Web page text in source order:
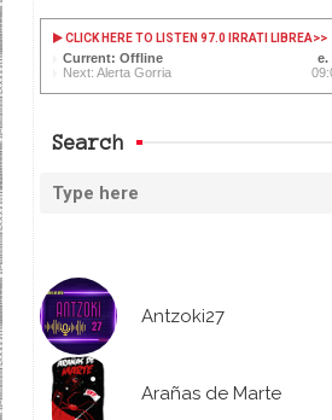
CLICK HERE TO LISTEN 97.0 IRRATI LIBREA>>
Current: Offline
Next: Alerta Gorria
Search
Antzoki27
Arañas de Marte